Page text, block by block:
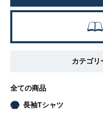
カテゴリ
全ての商品
長袖Tシャツ